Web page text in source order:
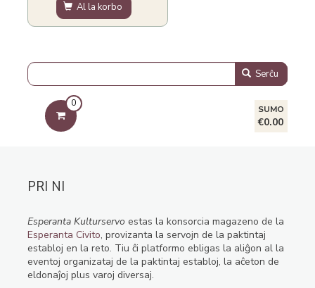
Al la korbo
Serĉu
0
SUMO
€0.00
PRI NI
Esperanta Kulturservo estas la konsorcia magazeno de la
Esperanta Civito, provizanta la servojn de la paktintaj
establoj en la reto. Tiu ĉi platformo ebligas la aliĝon al la
eventoj organizataj de la paktintaj establoj, la aĉeton de
eldonaĵoj plus varoj diversaj.